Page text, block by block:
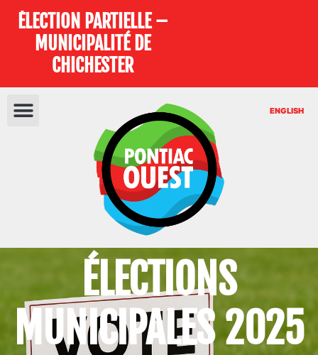
ÉLECTION PARTIELLE –
MUNICIPALITÉ DE
CHICHESTER
ENGLISH
ÉLECTIONS
MUNICIPALES 2025